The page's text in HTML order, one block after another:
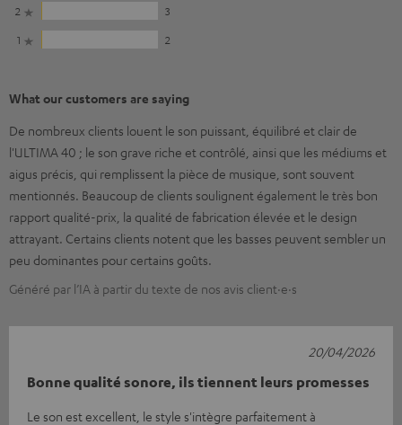
2
3
1
2
What our customers are saying
De nombreux clients louent le son puissant, équilibré et clair de
l'ULTIMA 40 ; le son grave riche et contrôlé, ainsi que les médiums et
aigus précis, qui remplissent la pièce de musique, sont souvent
mentionnés. Beaucoup de clients soulignent également le très bon
rapport qualité-prix, la qualité de fabrication élevée et le design
attrayant. Certains clients notent que les basses peuvent sembler un
peu dominantes pour certains goûts.
Généré par l’IA à partir du texte de nos avis client·e·s
Bonne qualité sonore, ils tiennent leurs promesses
Le son est excellent, le style s'intègre parfaitement à
20/04/2026